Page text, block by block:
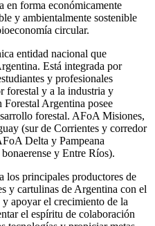
en forma económicamente
y ambientalmente sostenible
circular.
entidad nacional que
Está integrada por
y profesionales
forestal y a la industria y
Argentina posee
forestal. AFoA Misiones,
(sur de Corrientes y corredor
Delta y Pampeana
y Entre Ríos).
los principales productores de
y cartulinas de Argentina con el
apoyar el crecimiento de la
el espíritu de colaboración